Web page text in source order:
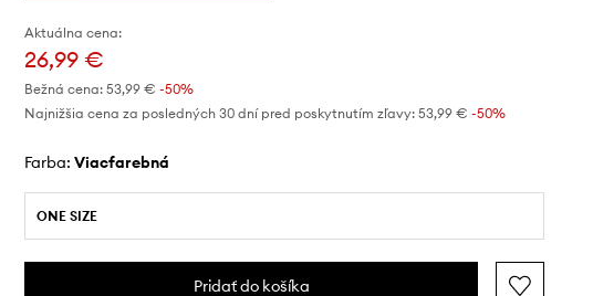
Aktuálna cena:
26,99 €
Bežná cena: 53,99 € -50%
Najnižšia cena za posledných 30 dní pred poskytnutím zľavy: 53,99 € -50%
Farba: viacfarebná
ONE SIZE
Pridať do košíka